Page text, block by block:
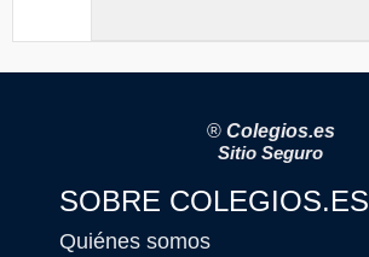
® Colegios.es
Sitio Seguro
SOBRE COLEGIOS.ES
Quiénes somos